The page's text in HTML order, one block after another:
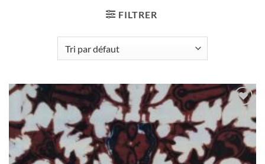
FILTRER
à la liste
de
souhaits